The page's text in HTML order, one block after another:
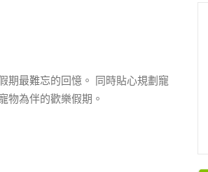
期最難忘的回憶。 同時貼心規劃寵
物為伴的歡樂假期。